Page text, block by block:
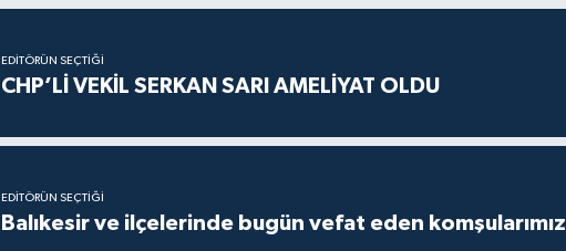
EDITÖRÜN SEÇTIĞI
CHP’Lİ VEKİL SERKAN SARI AMELİYAT OLDU
EDITÖRÜN SEÇTIĞI
Balıkesir ve ilçelerinde bugün vefat eden komşularımız